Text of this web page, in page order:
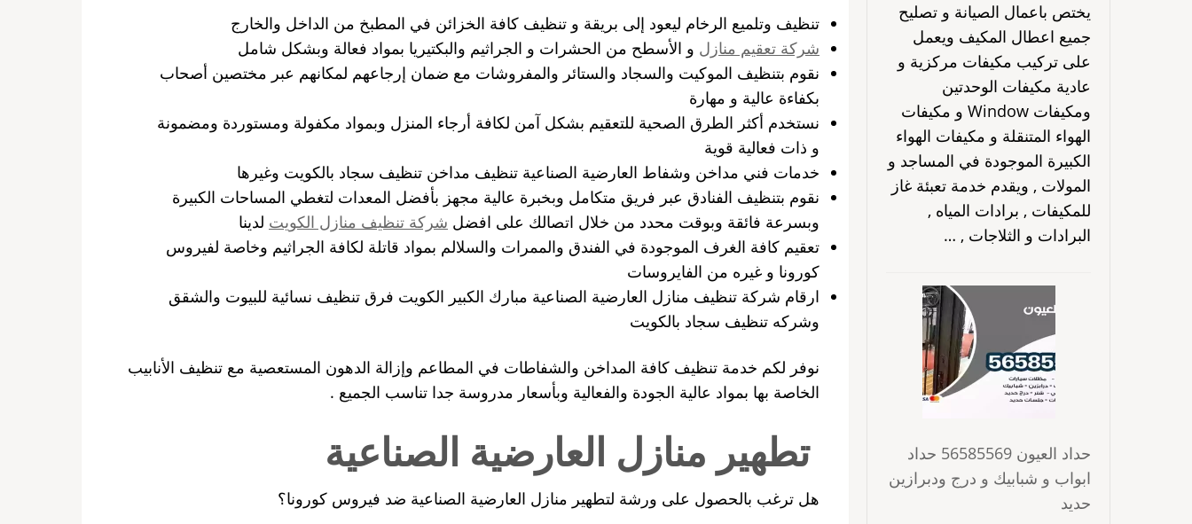
تنظيف وتلميع الرخام ليعود إلى بريقة و تنظيف كافة الخزائن في المطبخ من الداخل والخارج
شركة تعقيم منازل و الأسطح من الحشرات و الجراثيم والبكتيريا بمواد فعالة وبشكل شامل
نقوم بتنظيف الموكيت والسجاد والستائر والمفروشات مع ضمان إرجاعهم لمكانهم عبر مختصين أصحاب
بكفاءة عالية و مهارة
نستخدم أكثر الطرق الصحية للتعقيم بشكل آمن لكافة أرجاء المنزل وبمواد مكفولة ومستوردة ومضمونة
و ذات فعالية قوية
خدمات فني مداخن وشفاط العارضية الصناعية تنظيف مداخن تنظيف سجاد بالكويت وغيرها
نقوم بتنظيف الفنادق عبر فريق متكامل وبخبرة عالية مجهز بأفضل المعدات لتغطي المساحات الكبيرة
وبسرعة فائقة وبوقت محدد من خلال اتصالك على افضل شركة تنظيف منازل الكويت لدينا
تعقيم كافة الغرف الموجودة في الفندق والممرات والسلالم بمواد قاتلة لكافة الجراثيم وخاصة لفيروس
كورونا و غيره من الفايروسات
ارقام شركة تنظيف منازل العارضية الصناعية مبارك الكبير الكويت فرق تنظيف نسائية للبيوت والشقق
وشركه تنظيف سجاد بالكويت
نوفر لكم خدمة تنظيف كافة المداخن والشفاطات في المطاعم وإزالة الدهون المستعصية مع تنظيف الأنابيب
الخاصة بها بمواد عالية الجودة والفعالية وبأسعار مدروسة جدا تناسب الجميع .
تطهير منازل العارضية الصناعية
هل ترغب بالحصول على ورشة لتطهير منازل العارضية الصناعية ضد فيروس كورونا؟
يختص باعمال الصيانة و تصليح
جميع اعطال المكيف ويعمل
على تركيب مكيفات مركزية و
عادية مكيفات الوحدتين
ومكيفات Window و مكيفات
الهواء المتنقلة و مكيفات الهواء
الكبيرة الموجودة في المساجد و
المولات , ويقدم خدمة تعبئة غاز
للمكيفات , برادات المياه ,
البرادات و الثلاجات , …
حداد العيون 56585569 حداد
ابواب و شبابيك و درج ودبرازين
حديد